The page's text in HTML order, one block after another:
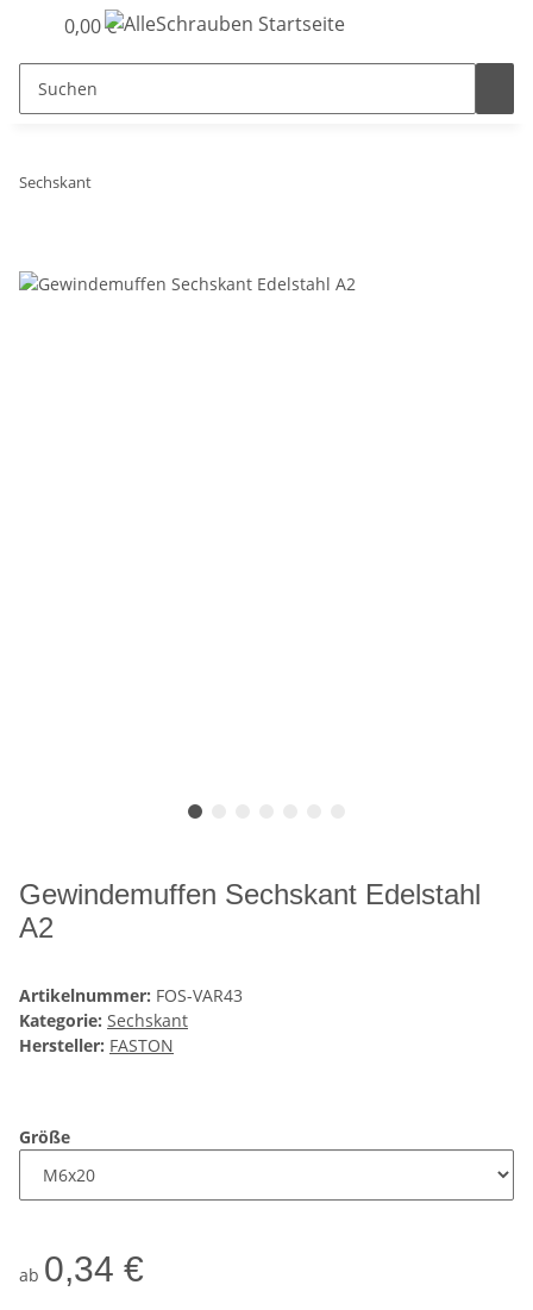
0,00 €
Sechskant
Gewindemuffen Sechskant Edelstahl
A2
Artikelnummer: FOS-VAR43
Kategorie: Sechskant
Hersteller: FASTON
Größe
ab 0,34 €